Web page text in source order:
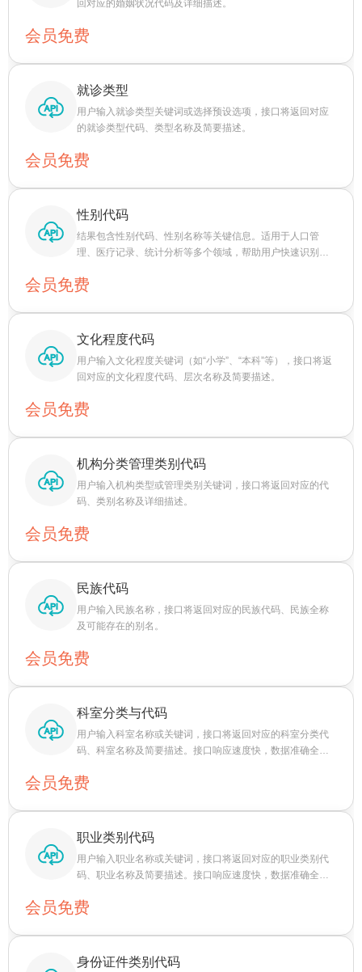
回对应的婚姻状况代码及详细描述。
会员免费
就诊类型
用户输入就诊类型关键词或选择预设选项，接口将返回对应
的就诊类型代码、类型名称及简要描述。
会员免费
性别代码
结果包含性别代码、性别名称等关键信息。适用于人口管
理、医疗记录、统计分析等多个领域，帮助用户快速识别性
会员免费
文化程度代码
用户输入文化程度关键词（如“小学”、“本科”等），接口将返
回对应的文化程度代码、层次名称及简要描述。
会员免费
机构分类管理类别代码
用户输入机构类型或管理类别关键词，接口将返回对应的代
码、类别名称及详细描述。
会员免费
民族代码
用户输入民族名称，接口将返回对应的民族代码、民族全称
及可能存在的别名。
会员免费
科室分类与代码
用户输入科室名称或关键词，接口将返回对应的科室分类代
码、科室名称及简要描述。接口响应速度快，数据准确全
会员免费
职业类别代码
用户输入职业名称或关键词，接口将返回对应的职业类别代
码、职业名称及简要描述。接口响应速度快，数据准确全
会员免费
身份证件类别代码